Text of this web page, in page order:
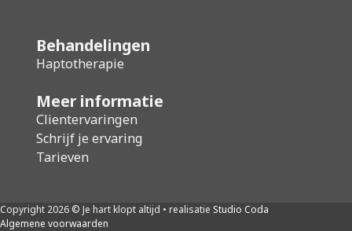
Behandelingen
Haptotherapie
Meer informatie
Clientervaringen
Schrijf je ervaring
Tarieven
Copyright 2026 © Je hart klopt altijd • realisatie Studio Coda
Algemene voorwaarden